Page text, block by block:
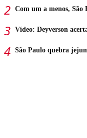
Com um a menos, São
Vídeo: Deyverson
São Paulo quebra